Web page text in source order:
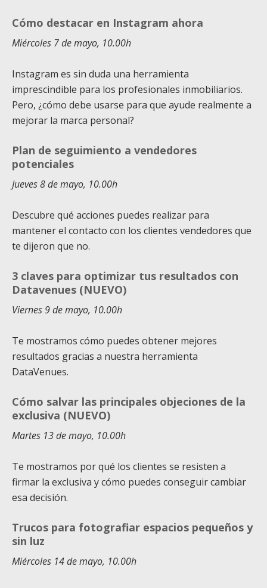
Cómo destacar en Instagram ahora
Miércoles 7 de mayo, 10.00h
Instagram es sin duda una herramienta
imprescindible para los profesionales inmobiliarios.
Pero, ¿cómo debe usarse para que ayude realmente a
mejorar la marca personal?
Plan de seguimiento a vendedores
potenciales
Jueves 8 de mayo, 10.00h
Descubre qué acciones puedes realizar para
mantener el contacto con los clientes vendedores que
te dijeron que no.
3 claves para optimizar tus resultados con
Datavenues (NUEVO)
Viernes 9 de mayo, 10.00h
Te mostramos cómo puedes obtener mejores
resultados gracias a nuestra herramienta
DataVenues.
Cómo salvar las principales objeciones de la
exclusiva (NUEVO)
Martes 13 de mayo, 10.00h
Te mostramos por qué los clientes se resisten a
firmar la exclusiva y cómo puedes conseguir cambiar
esa decisión.
Trucos para fotografiar espacios pequeños y
sin luz
Miércoles 14 de mayo, 10.00h